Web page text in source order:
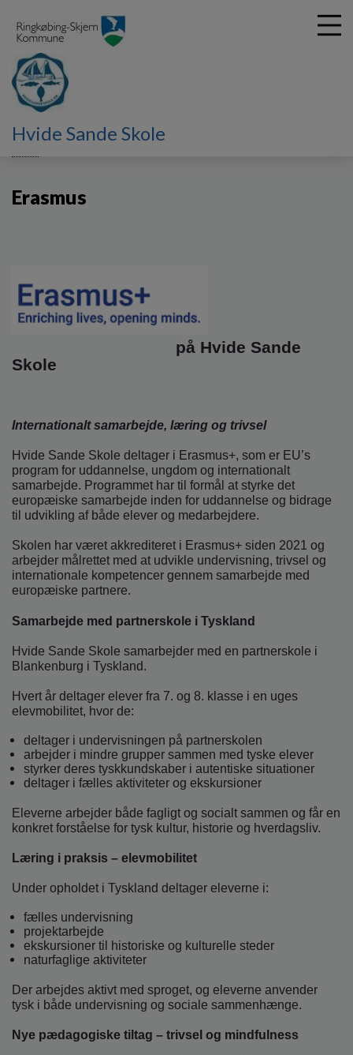
Hvide Sande Skole
Erasmus
på Hvide Sande
Skole
Internationalt samarbejde, læring og trivsel
Hvide Sande Skole deltager i Erasmus+, som er EU’s
program for uddannelse, ungdom og internationalt
samarbejde. Programmet har til formål at styrke det
europæiske samarbejde inden for uddannelse og bidrage
til udvikling af både elever og medarbejdere.
Skolen har været akkrediteret i Erasmus+ siden 2021 og
arbejder målrettet med at udvikle undervisning, trivsel og
internationale kompetencer gennem samarbejde med
europæiske partnere.
Samarbejde med partnerskole i Tyskland
Hvide Sande Skole samarbejder med en partnerskole i
Blankenburg i Tyskland.
Hvert år deltager elever fra 7. og 8. klasse i en uges
elevmobilitet, hvor de:
deltager i undervisningen på partnerskolen
arbejder i mindre grupper sammen med tyske elever
styrker deres tyskkundskaber i autentiske situationer
deltager i fælles aktiviteter og ekskursioner
Eleverne arbejder både fagligt og socialt sammen og får en
konkret forståelse for tysk kultur, historie og hverdagsliv.
Læring i praksis – elevmobilitet
Under opholdet i Tyskland deltager eleverne i:
fælles undervisning
projektarbejde
ekskursioner til historiske og kulturelle steder
naturfaglige aktiviteter
Der arbejdes aktivt med sproget, og eleverne anvender
tysk i både undervisning og sociale sammenhænge.
Nye pædagogiske tiltag – trivsel og mindfulness